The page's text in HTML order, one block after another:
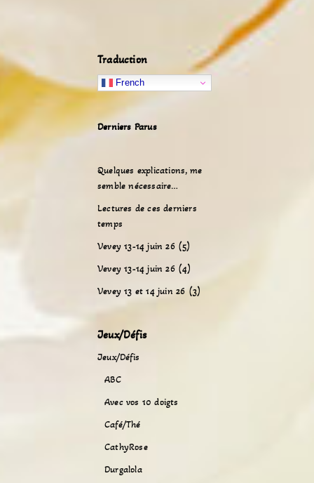
Traduction
French
Derniers Parus
Quelques explications, me
semble nécessaire…
Lectures de ces derniers
temps
Vevey 13-14 juin 26 (5)
Vevey 13-14 juin 26 (4)
Vevey 13 et 14 juin 26 (3)
Jeux/Défis
Jeux/Défis
ABC
Avec vos 10 doigts
Café/Thé
CathyRose
Durgalola